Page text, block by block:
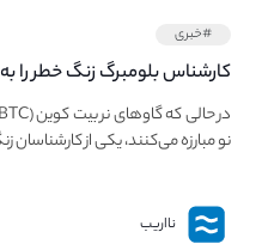
#خبری
کارشناس بلومبرگ زنگ خطر را
معرض خطر سقوط بزرگ است -
نو مبارزه می‌کنند، یکی از کارشناسان
نااریب